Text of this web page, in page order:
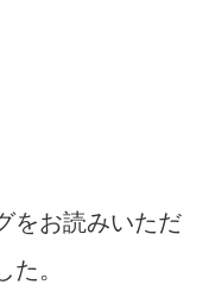
をお読みいただ
。